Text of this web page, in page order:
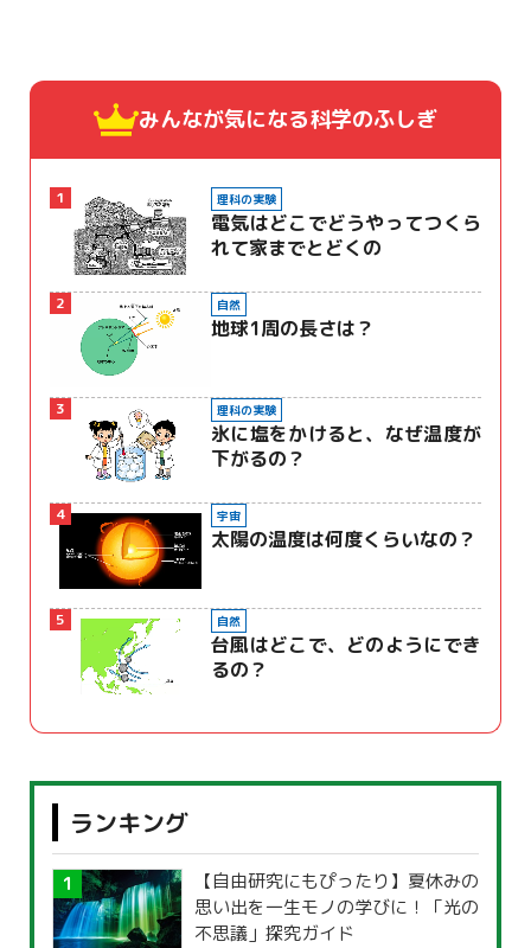
みんなが気になる科学のふしぎ
1 理科の実験
電気はどこでどうやってつくら
れて家までとどくの
2 自然
地球1周の長さは？
3 理科の実験
氷に塩をかけると、なぜ温度が
下がるの？
4 宇宙
太陽の温度は何度くらいなの？
5 自然
台風はどこで、どのようにでき
るの？
ランキング
【自由研究にもぴったり】夏休みの
思い出を一生モノの学びに！「光の
不思議」探究ガイド